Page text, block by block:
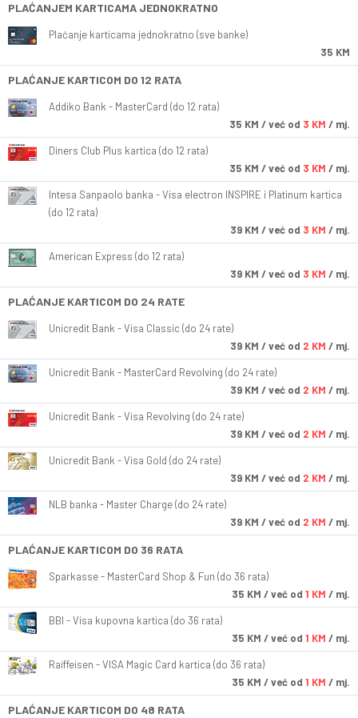
PLAĆANJEM KARTICAMA JEDNOKRATNO
Plaćanje karticama jednokratno (sve banke)
35 KM
PLAĆANJE KARTICOM DO 12 RATA
Addiko Bank - MasterCard (do 12 rata)
35 KM / već od 3 KM / mj.
Diners Club Plus kartica (do 12 rata)
35 KM / već od 3 KM / mj.
Intesa Sanpaolo banka - Visa electron INSPIRE i Platinum kartica
(do 12 rata)
39 KM / već od 3 KM / mj.
American Express (do 12 rata)
39 KM / već od 3 KM / mj.
PLAĆANJE KARTICOM DO 24 RATE
Unicredit Bank - Visa Classic (do 24 rate)
39 KM / već od 2 KM / mj.
Unicredit Bank - MasterCard Revolving (do 24 rate)
39 KM / već od 2 KM / mj.
Unicredit Bank - Visa Revolving (do 24 rate)
39 KM / već od 2 KM / mj.
Unicredit Bank - Visa Gold (do 24 rate)
39 KM / već od 2 KM / mj.
NLB banka - Master Charge (do 24 rate)
39 KM / već od 2 KM / mj.
PLAĆANJE KARTICOM DO 36 RATA
Sparkasse - MasterCard Shop & Fun (do 36 rata)
35 KM / već od 1 KM / mj.
BBI - Visa kupovna kartica (do 36 rata)
35 KM / već od 1 KM / mj.
Raiffeisen - VISA Magic Card kartica (do 36 rata)
35 KM / već od 1 KM / mj.
PLAĆANJE KARTICOM DO 48 RATA